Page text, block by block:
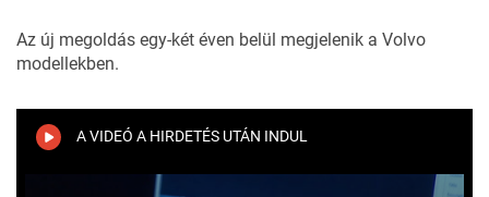
Az új megoldás egy-két éven belül megjelenik a Volvo
modellekben.
A VIDEÓ A HIRDETÉS UTÁN INDUL